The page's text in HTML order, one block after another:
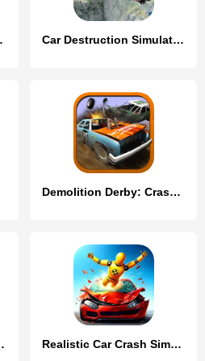
2 Car Destruction Simulator 3D
Demolition Derby: Crash Racing
Wreck Realistic Car Crash Simulator